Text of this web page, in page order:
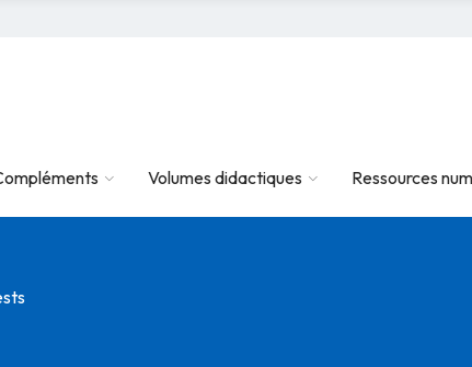
Volumes didactiques Ressources